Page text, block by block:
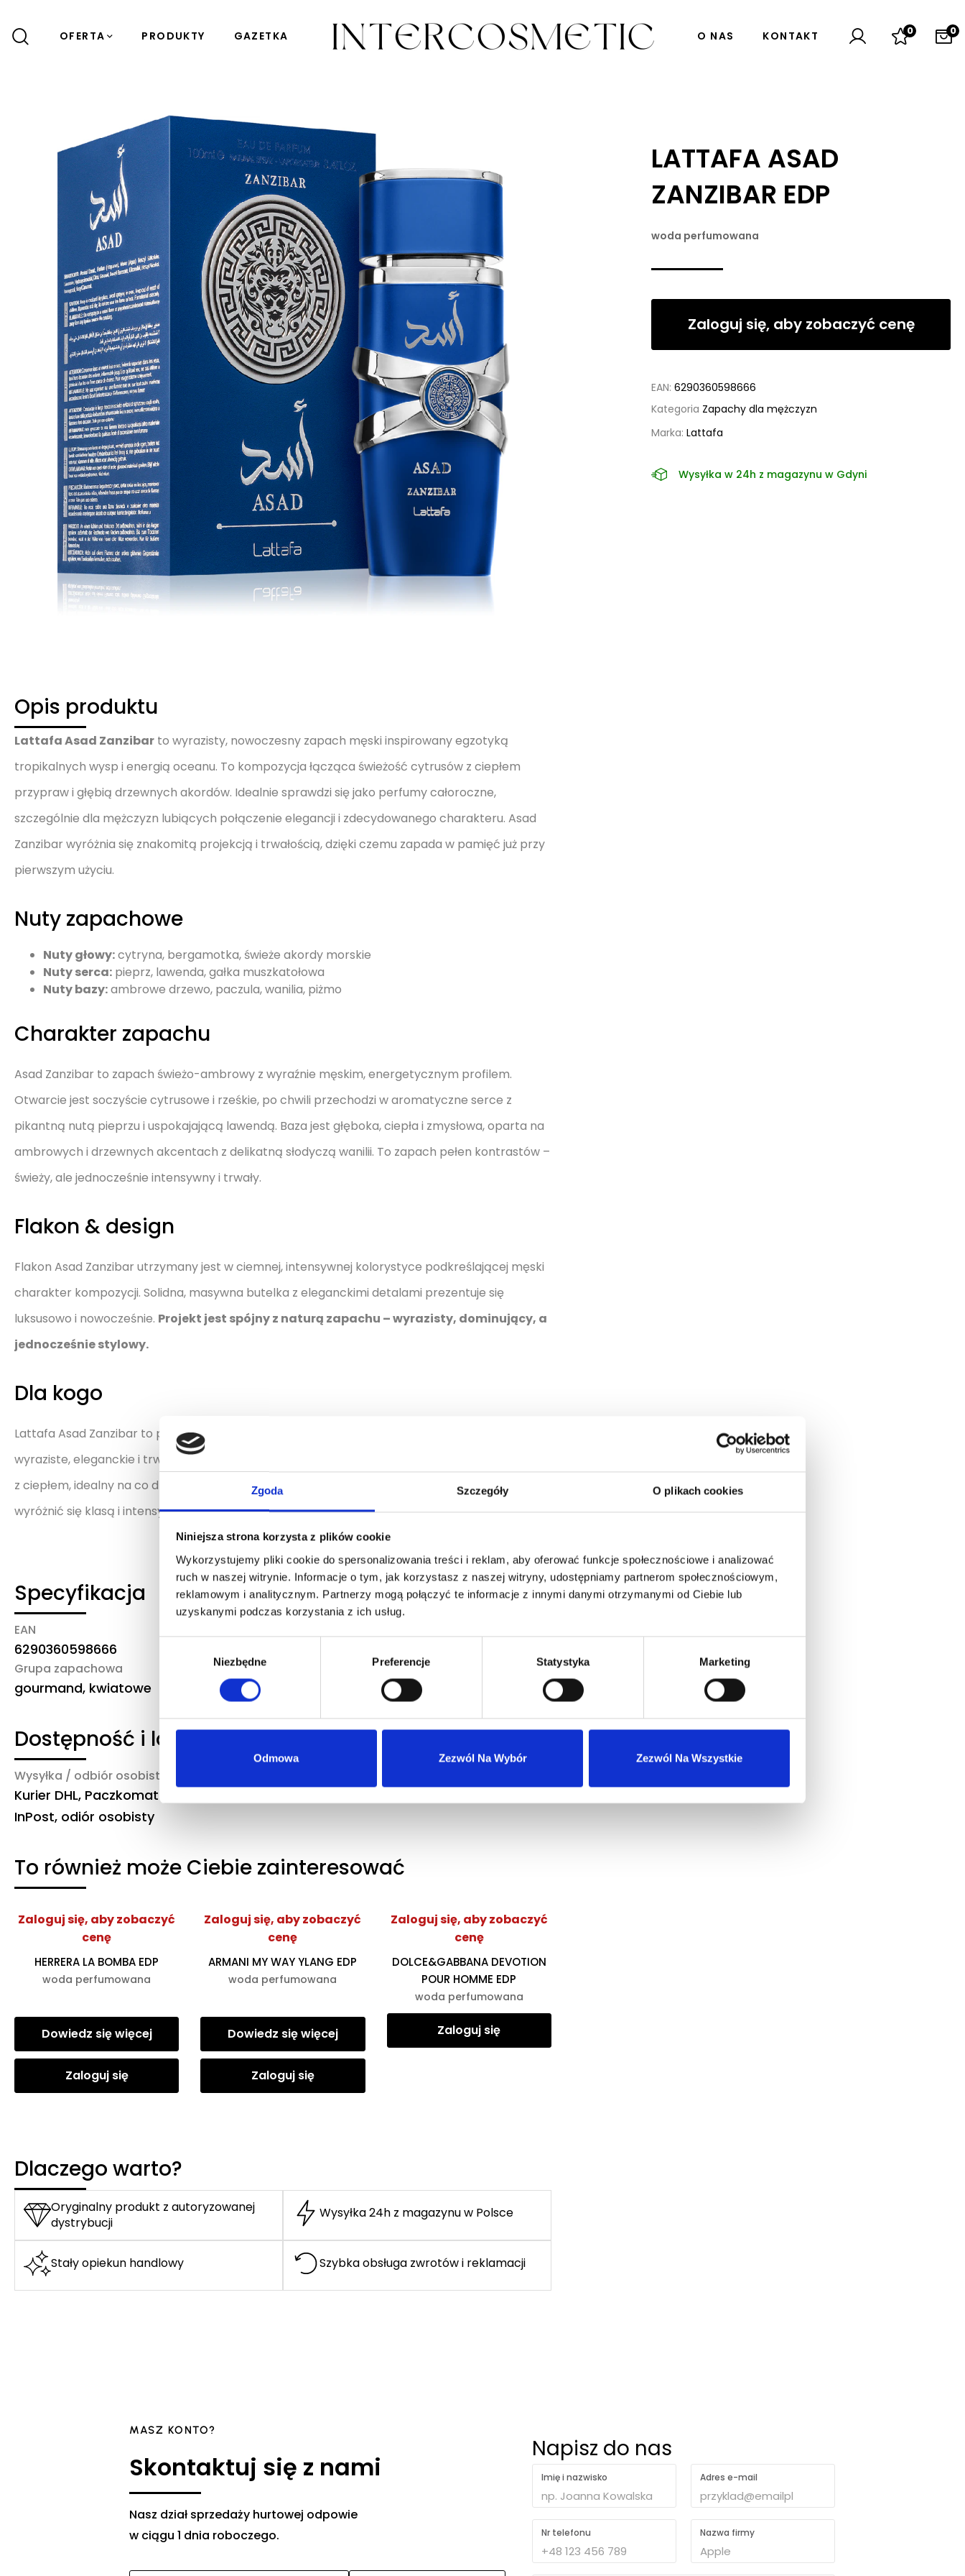
Zgoda Szczegóły O plikach cookies
Niniejsza strona korzysta z plików cookie
Wykorzystujemy pliki cookie do spersonalizowania treści i reklam, aby oferować funkcje społecznościowe i analizować
ruch w naszej witrynie. Informacje o tym, jak korzystasz z naszej witryny, udostępniamy partnerom społecznościowym,
reklamowym i analitycznym. Partnerzy mogą połączyć te informacje z innymi danymi otrzymanymi od Ciebie lub
uzyskanymi podczas korzystania z ich usług.
Niezbędne Preferencje Statystyka Marketing
Odmowa Zezwól Na Wybór Zezwól Na Wszystkie
OFERTA PRODUKTY GAZETKA O NAS KONTAKT 0 0
Opis produktu
Lattafa Asad Zanzibar to wyrazisty, nowoczesny zapach męski inspirowany egzotyką
tropikalnych wysp i energią oceanu. To kompozycja łącząca świeżość cytrusów z ciepłem
przypraw i głębią drzewnych akordów. Idealnie sprawdzi się jako perfumy całoroczne,
szczególnie dla mężczyzn lubiących połączenie elegancji i zdecydowanego charakteru. Asad
Zanzibar wyróżnia się znakomitą projekcją i trwałością, dzięki czemu zapada w pamięć już przy
pierwszym użyciu.
Nuty zapachowe
Nuty głowy:cytryna, bergamotka, świeże akordy morskie
Nuty serca: pieprz, lawenda, gałka muszkatołowa
Nuty bazy:ambrowe drzewo, paczula, wanilia, piżmo
Charakter zapachu
Asad Zanzibar to zapach świeżo-ambrowy z wyraźnie męskim, energetycznym profilem.
Otwarcie jest soczyście cytrusowe i rześkie, po chwili przechodzi w aromatyczne serce z
pikantną nutą pieprzu i uspokajającą lawendą. Baza jest głęboka, ciepła i zmysłowa, oparta na
ambrowych i drzewnych akcentach z delikatną słodyczą wanilii. To zapach pełen kontrastów –
świeży, ale jednocześnie intensywny i trwały.
Flakon & design
Flakon Asad Zanzibar utrzymany jest w ciemnej, intensywnej kolorystyce podkreślającej męski
charakter kompozycji. Solidna, masywna butelka z eleganckimi detalami prezentuje się
luksusowo i nowocześnie. Projekt jest spójny z naturą zapachu – wyrazisty, dominujący, a
jednocześnie stylowy.
Dla kogo
Lattafa Asad Zanzibar to propozycja dla mężczyzn pewnych siebie, którzy cenią zapachy
wyraziste, eleganckie i trwałe. Doskonały wybór dla miłośników kompozycji łączących świeżość
z ciepłem, idealny na co dzień, do pracy, jak i na wieczorne wyjścia. Dla tych, którzy chcą
wyróżnić się klasą i intensywnością aromatu.
Specyfikacja
EAN
6290360598666
Grupa zapachowa
gourmand, kwiatowe
Dostępność i logistyka
Wysyłka / odbiór osobisty
Kurier DHL, Paczkomat
InPost, odiór osobisty
To również może Ciebie zainteresować
Zaloguj się, aby zobaczyć
cenę
HERRERA LA BOMBA EDP
woda perfumowana
Dowiedz się więcej
Zaloguj się
Zaloguj się, aby zobaczyć
cenę
ARMANI MY WAY YLANG EDP
woda perfumowana
Dowiedz się więcej
Zaloguj się
Zaloguj się, aby zobaczyć
cenę
DOLCE&GABBANA DEVOTION
POUR HOMME EDP
woda perfumowana
Zaloguj się
Dlaczego warto?
Oryginalny produkt z autoryzowanej
dystrybucji
Wysyłka 24h z magazynu w Polsce
Stały opiekun handlowy Szybka obsługa zwrotów i reklamacji
LATTAFA ASAD
ZANZIBAR EDP
woda perfumowana
Zaloguj się, aby zobaczyć cenę
EAN:6290360598666
Kategoria Zapachy dla mężczyzn
Marka:Lattafa
Wysyłka w 24h z magazynu w Gdyni
MASZ KONTO?
Skontaktuj się z nami
Nasz dział sprzedaży hurtowej odpowie
w ciągu 1 dnia roboczego.
Napisz do nas
Imię i nazwisko Adres e-mail
Nr telefonu Nazwa firmy